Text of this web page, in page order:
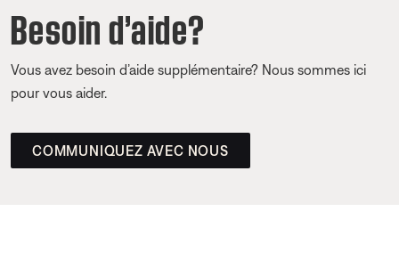
Besoin d’aide?
Vous avez besoin d’aide supplémentaire? Nous sommes ici
pour vous aider.
COMMUNIQUEZ AVEC NOUS